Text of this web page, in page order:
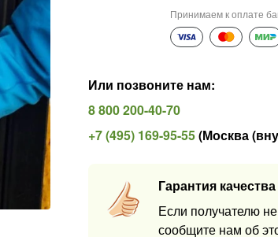
Принимаем к оплате
Или позвоните нам:
8 800 200-40-70
+7 (495) 169-95-55(Москва
Гарантия качества
Если получателю
сообщите нам об